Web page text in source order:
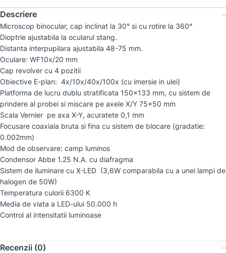
Descriere
Microscop binocular, cap inclinat la 30° si cu rotire la 360°
Dioptrie ajustabila la ocularul stang.
Distanta interpupilara ajustabila 48-75 mm.
Oculare: WF10x/20 mm
Cap revolver cu 4 pozitii
Obiective E-plan: 4x/10x/40x/100x (cu imersie in ulei)
Platforma de lucru dublu stratificata 150×133 mm, cu sistem de
prindere al probei si miscare pe axele X/Y 75×50 mm
Scala Vernier pe axa X-Y, acuratete 0,1 mm
Focusare coaxiala bruta si fina cu sistem de blocare (gradatie:
0.002mm)
Mod de observare: camp luminos
Condensor Abbe 1.25 N.A. cu diafragma
Sistem de iluminare cu X-LED (3,6W comparabila cu a unei lampi de
halogen de 50W)
Temperatura culorii 6300 K
Media de viata a LED-ului 50.000 h
Control al intensitatii luminoase
Recenzii (0)